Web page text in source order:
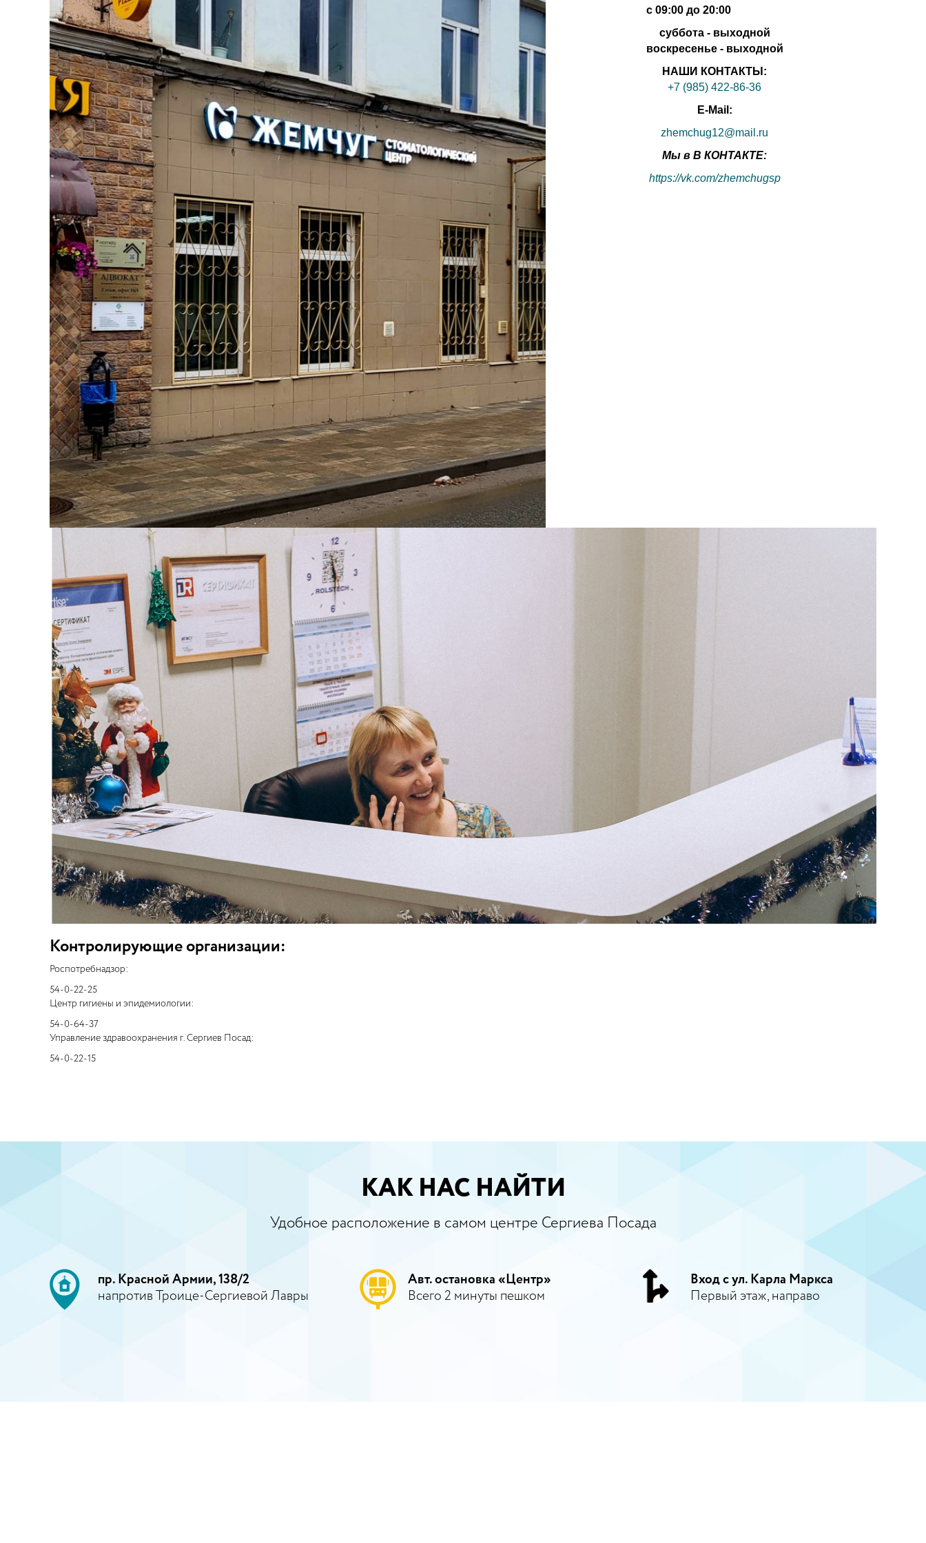
с 09:00 до 20:00
суббота - выходной
воскресенье - выходной
НАШИ КОНТАКТЫ:
+7 (985) 422-86-36
E-Mail:
zhemchug12@mail.ru
Мы в В КОНТАКТЕ:
https://vk.com/zhemchugsp
Контролирующие организации:
Роспотребнадзор:
54-0-22-25
Центр гигиены и эпидемиологии:
54-0-64-37
Управление здравоохранения г. Сергиев Посад:
54-0-22-15
КАК НАС НАЙТИ
Удобное расположение в самом центре Сергиева Посада
пр. Красной Армии, 138/2
напротив Троице-Сергиевой Лавры
Авт. остановка «Центр»
Всего 2 минуты пешком
Вход с ул. Карла Маркса
Первый этаж, направо